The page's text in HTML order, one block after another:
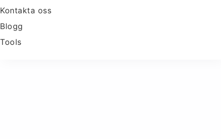
Kontakta oss
Blogg
Tools